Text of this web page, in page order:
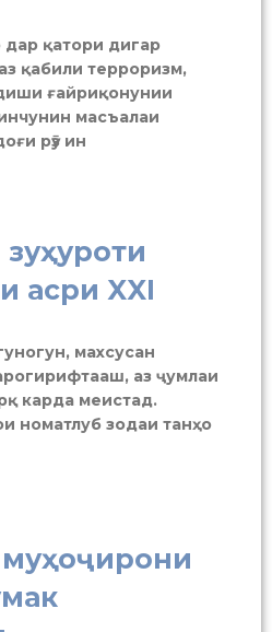
қатори дигар
қабили терроризм,
ғайриқонунии
масъалаи
рӯз ин
асри XXI
махсусан
аз ҷумлаи
карда меистад.
номатлуб зодаи танҳо